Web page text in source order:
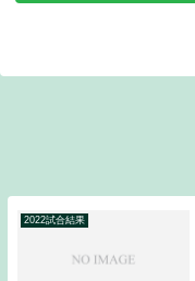
2022試合結果